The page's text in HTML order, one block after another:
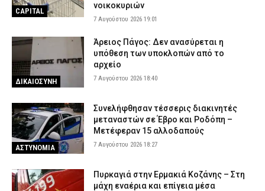
CAPITAL
νοικοκυριών
7 Αυγούστου 2026 19:01
ΔΙΚΑΙΟΣΥΝΗ
Άρειος Πάγος: Δεν ανασύρεται η
υπόθεση των υποκλοπών από το
αρχείο
7 Αυγούστου 2026 18:40
ΑΣΤΥΝΟΜΙΑ
Συνελήφθησαν τέσσερις διακινητές
μεταναστών σε Έβρο και Ροδόπη –
Μετέφεραν 15 αλλοδαπούς
7 Αυγούστου 2026 18:27
Πυρκαγιά στην Ερμακιά Κοζάνης – Στη
μάχη εναέρια και επίγεια μέσα